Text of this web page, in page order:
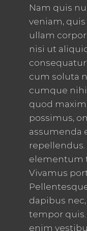
Nam quis
veniam,
ullam
nisi ut
cum soluta
cumque
quod
possimus,
assumenda
elementum
Vivamus
dapibus
tempor
enim